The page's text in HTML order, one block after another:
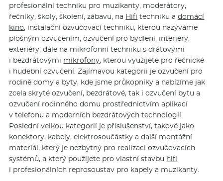
profesionální techniku pro muzikanty, moderátory,
řečníky, školy, školení, zábavu, na Hifi techniku adomácí
kino, instalační ozvučovací techniku, kterou nazýváme
plošným ozvučením, ozvučení pro bydlení, interiéry,
exteriéry, dále na mikrofonní techniku s drátovými
i bezdrátovými mikrofony, kterou využijete pro řečnické
i hudební ozvučení. Zajímavou kategorii je ozvučení pro
rodině domy a byty, kde jsme průkopníky a nabízíme jak
zcela skryté ozvučení, bezdrátové, tak i ozvučení bytu a
ozvučení rodinného domu prostřednictvím aplikací
v telefonu a moderních bezdrátových technologií.
Poslední velkou kategorií je příslušenství, takové jako
konektory, kabely, elektrosoučástky a další montážní
materiál, který je nezbytný pro realizaci ozvučovacích
systémů, a který použijete pro vlastní stavbu hifi
i profesionálních reprosoustav pro kapely a muzikanty.